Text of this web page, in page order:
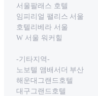
서울팔래스 호텔
임피리얼 팰리스 서울
호텔리베라 서울
W 서울 워커힐
-기타지역-
노보텔 앰배서더 부산
해운대그랜드호텔
대구그랜드호텔